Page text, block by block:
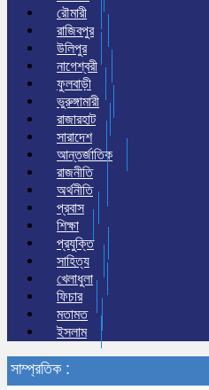
রৌমারী
রাজিবপুর
উলিপুর
নাগেশ্বরী
ফুলবাড়ী
ভুরুঙ্গামারী
রাজারহাট
সারাদেশ
আন্তর্জাতিক
রাজনীতি
অর্থনীতি
প্রবাস
শিক্ষা
প্রযুক্তি
সাহিত্য
খেলাধুলা
ফিচার
মতামত
ইসলাম
সাম্প্রতিক :